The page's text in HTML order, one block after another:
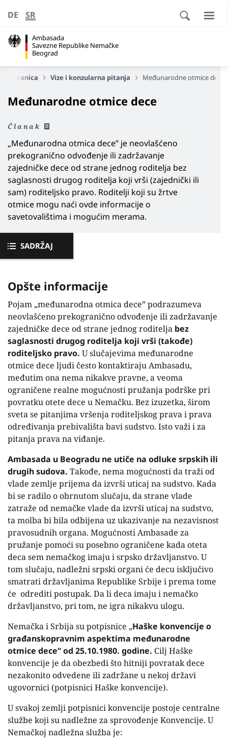
Ambasada
Savezne Republike Nemačke
Beograd
DE SR
stranica Vize i konzularna pitanja Međunarodne otmice dece
Međunarodne otmice dece
Članak
„Međunarodna otmica dece” je neovlašćeno
prekogranično odvođenje ili zadržavanje
zajedničke dece od strane jednog roditelja bez
saglasnosti drugog roditelja koji vrši (zajednički ili
sam) roditeljsko pravo. Roditelji koji su žrtve
otmice mogu naći ovde informacije o
savetovalištima i mogućim merama.
SADRŽAJ
Opšte informacije
Pojam „međunarodna otmica dece” podrazumeva
neovlašćeno prekogranično odvođenje ili zadržavanje
zajedničke dece od strane jednog roditelja bez
saglasnosti drugog roditelja koji vrši (takođe)
roditeljsko pravo. U slučajevima međunarodne
otmice dece ljudi često kontaktiraju Ambasadu,
međutim ona nema nikakve pravne, a veoma
ograničene realne mogućnosti pružanja podrške pri
povratku otete dece u Nemačku. Bez izuzetka, širom
sveta se pitanjima vršenja roditeljskog prava i prava
određivanja prebivališta bavi sudstvo. Isto važi i za
pitanja prava na viđanje.
Ambasada u Beogradu ne utiče na odluke srpskih ili
drugih sudova. Takođe, nema mogućnosti da traži od
vlade zemlje prijema da izvrši uticaj na sudstvo. Kada
bi se radilo o obrnutom slučaju, da strane vlade
zatraže od nemačke vlade da izvrši uticaj na sudstvo,
ta molba bi bila odbijena uz ukazivanje na nezavisnost
pravosudnih organa. Mogućnosti Ambasade za
pružanje pomoći su posebno ograničene kada oteta
deca sem nemačkog imaju i srpsko državljanstvo. U
tom slučaju, nadležni srpski organi će decu isključivo
smatrati državljanima Republike Srbije i prema tome
će odrediti postupak. Da li deca imaju i nemačko
državljanstvo, pri tom, ne igra nikakvu ulogu.
Nemačka i Srbija su potpisnice „Haške konvencije o
građanskopravnim aspektima međunarodne
otmice dece“ od 25.10.1980. godine. Cilj Haške
konvencije je da obezbedi što hitniji povratak dece
nezakonito odvedene ili zadržane u nekoj državi
ugovornici (potpisnici Haške konvencije).
U svakoj zemlji potpisnici konvencije postoje centralne
službe koji su nadležne za sprovođenje Konvencije. U
Nemačkoj nadležna služba je: